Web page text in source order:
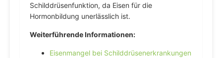
Schilddrüsenfunktion, da Eisen für die
Hormonbildung unerlässlich ist.
Weiterführende Informationen:
Eisenmangel bei Schilddrüsenerkrankungen